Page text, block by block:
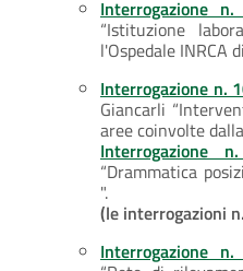
Interrogazione
“Istituzione
l'Ospedale INRCA
Interrogazione n.
Giancarli
aree coinvolte
Interrogazione
“Drammatica
".
(le interrogazioni
Interrogazione